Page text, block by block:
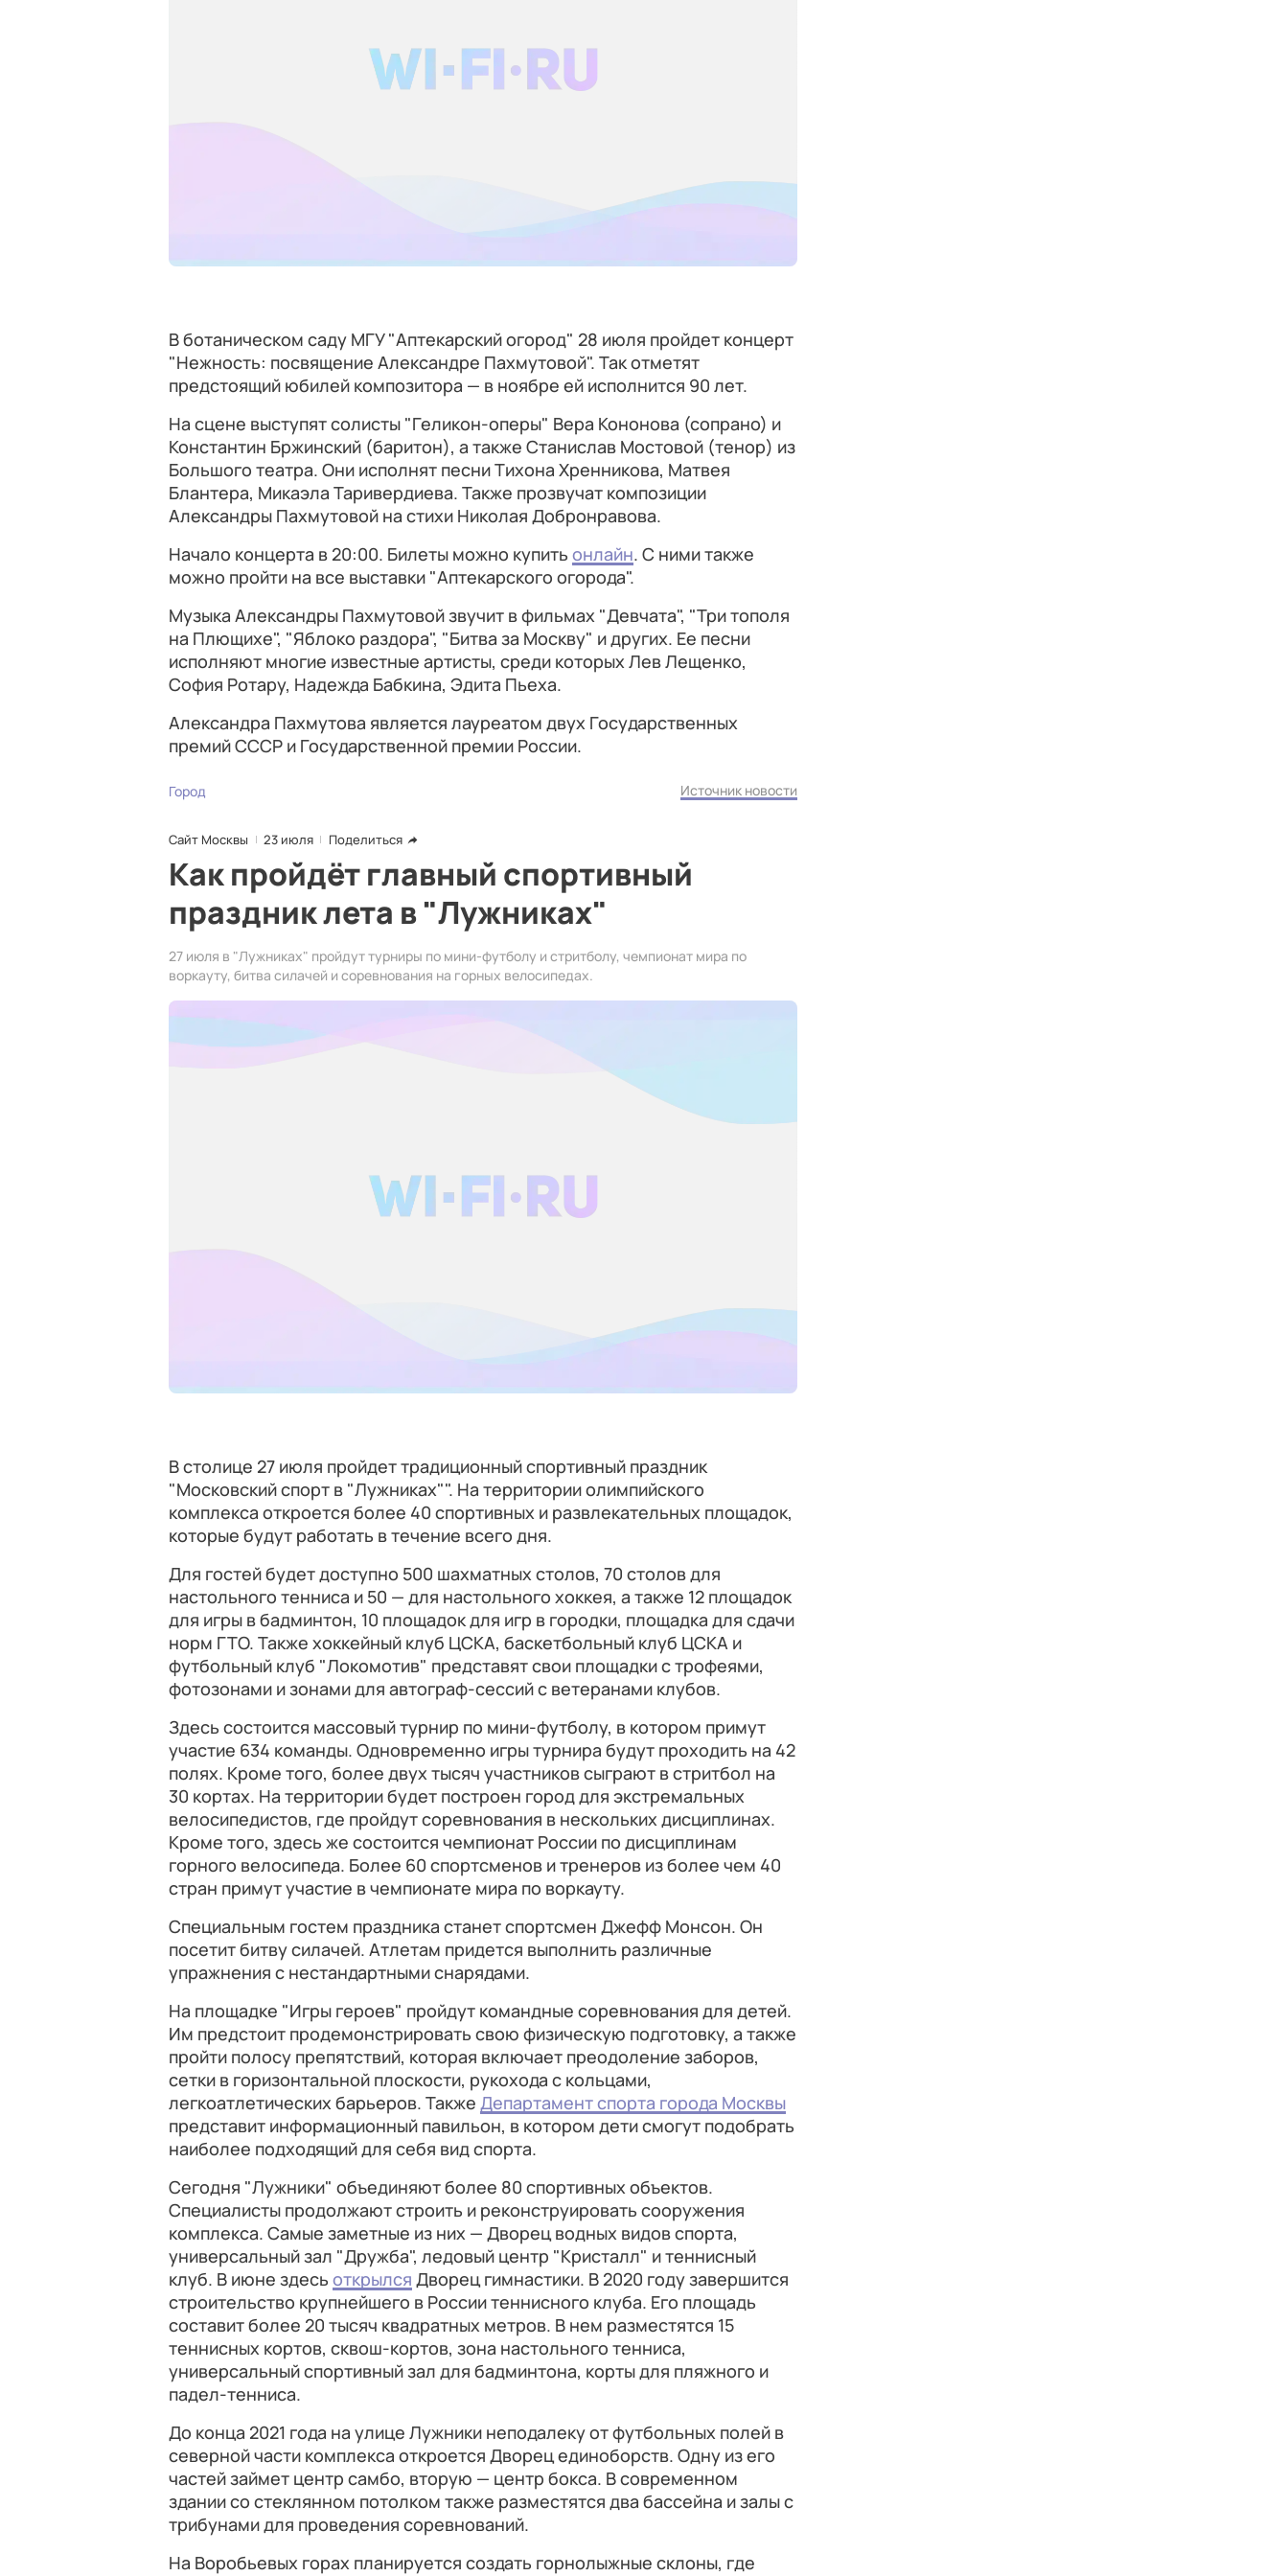
В ботаническом саду МГУ "Аптекарский огород" 28 июля пройдет концерт
"Нежность: посвящение Александре Пахмутовой". Так отметят
предстоящий юбилей композитора — в ноябре ей исполнится 90 лет.
На сцене выступят солисты "Геликон-оперы" Вера Кононова (сопрано) и
Константин Бржинский (баритон), а также Станислав Мостовой (тенор) из
Большого театра. Они исполнят песни Тихона Хренникова, Матвея
Блантера, Микаэла Таривердиева. Также прозвучат композиции
Александры Пахмутовой на стихи Николая Добронравова.
Начало концерта в 20:00. Билеты можно купить онлайн. С ними также
можно пройти на все выставки "Аптекарского огорода".
Музыка Александры Пахмутовой звучит в фильмах "Девчата", "Три тополя
на Плющихе", "Яблоко раздора", "Битва за Москву" и других. Ее песни
исполняют многие известные артисты, среди которых Лев Лещенко,
София Ротару, Надежда Бабкина, Эдита Пьеха.
Александра Пахмутова является лауреатом двух Государственных
премий СССР и Государственной премии России.
Город Источник новости
Сайт Москвы 23 июля Поделиться
Как пройдёт главный спортивный
праздник лета в "Лужниках"
27 июля в "Лужниках" пройдут турниры по мини-футболу и стритболу, чемпионат мира по
воркауту, битва силачей и соревнования на горных велосипедах.
В столице 27 июля пройдет традиционный спортивный праздник
"Московский спорт в "Лужниках"". На территории олимпийского
комплекса откроется более 40 спортивных и развлекательных площадок,
которые будут работать в течение всего дня.
Для гостей будет доступно 500 шахматных столов, 70 столов для
настольного тенниса и 50 — для настольного хоккея, а также 12 площадок
для игры в бадминтон, 10 площадок для игр в городки, площадка для сдачи
норм ГТО. Также хоккейный клуб ЦСКА, баскетбольный клуб ЦСКА и
футбольный клуб "Локомотив" представят свои площадки с трофеями,
фотозонами и зонами для автограф-сессий с ветеранами клубов.
Здесь состоится массовый турнир по мини-футболу, в котором примут
участие 634 команды. Одновременно игры турнира будут проходить на 42
полях. Кроме того, более двух тысяч участников сыграют в стритбол на
30 кортах. На территории будет построен город для экстремальных
велосипедистов, где пройдут соревнования в нескольких дисциплинах.
Кроме того, здесь же состоится чемпионат России по дисциплинам
горного велосипеда. Более 60 спортсменов и тренеров из более чем 40
стран примут участие в чемпионате мира по воркауту.
Специальным гостем праздника станет спортсмен Джефф Монсон. Он
посетит битву силачей. Атлетам придется выполнить различные
упражнения с нестандартными снарядами.
На площадке "Игры героев" пройдут командные соревнования для детей.
Им предстоит продемонстрировать свою физическую подготовку, а также
пройти полосу препятствий, которая включает преодоление заборов,
сетки в горизонтальной плоскости, рукохода с кольцами,
легкоатлетических барьеров. Также Департамент спорта города Москвы
представит информационный павильон, в котором дети смогут подобрать
наиболее подходящий для себя вид спорта.
Сегодня "Лужники" объединяют более 80 спортивных объектов.
Специалисты продолжают строить и реконструировать сооружения
комплекса. Самые заметные из них — Дворец водных видов спорта,
универсальный зал "Дружба", ледовый центр "Кристалл" и теннисный
клуб. В июне здесь открылся Дворец гимнастики. В 2020 году завершится
строительство крупнейшего в России теннисного клуба. Его площадь
составит более 20 тысяч квадратных метров. В нем разместятся 15
теннисных кортов, сквош-кортов, зона настольного тенниса,
универсальный спортивный зал для бадминтона, корты для пляжного и
падел-тенниса.
До конца 2021 года на улице Лужники неподалеку от футбольных полей в
северной части комплекса откроется Дворец единоборств. Одну из его
частей займет центр самбо, вторую — центр бокса. В современном
здании со стеклянном потолком также разместятся два бассейна и залы с
трибунами для проведения соревнований.
На Воробьевых горах планируется создать горнолыжные склоны, где